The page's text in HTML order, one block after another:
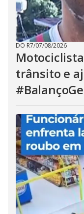
DO R7/07/08/2026
trânsito e